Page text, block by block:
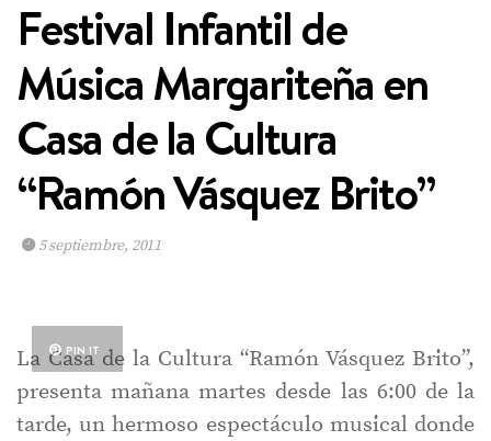
Festival Infantil de
Música Margariteña en
Casa de la Cultura
“Ramón Vásquez Brito”
5 septiembre, 2011
PIN IT
La Casa de la Cultura “Ramón Vásquez Brito”,
presenta mañana martes desde las 6:00 de la
tarde, un hermoso espectáculo musical donde